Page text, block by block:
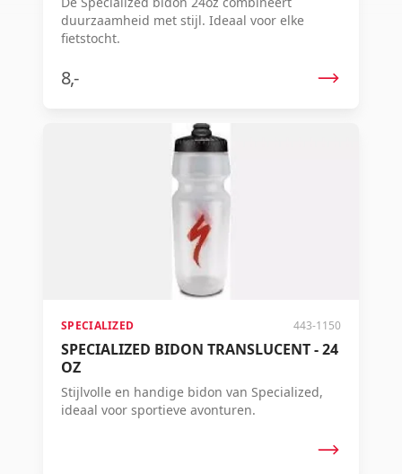
duurzaamheid met stijl. Ideaal voor elke
fietstocht.
8,-
SPECIALIZED 443-1150
SPECIALIZED BIDON TRANSLUCENT - 24
OZ
Stijlvolle en handige bidon van Specialized,
ideaal voor sportieve avonturen.